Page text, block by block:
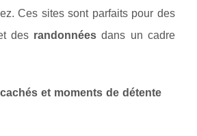
Ces sites sont parfaits pour des
des randonnées dans un cadre
et moments de détente